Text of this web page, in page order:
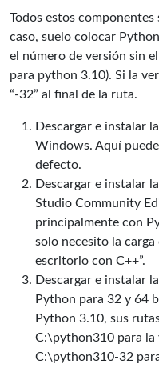
Todos estos
caso, suelo colocar
el número de versión sin
para python 3.10). Si la
“-32” al final de la ruta.
Descargar e instalar
Windows. Aquí
defecto.
Descargar e instalar
Studio Community
principalmente con
solo necesito la carga
escritorio con C++”.
Descargar e instalar
Python para 32 y 64
Python 3.10, sus
C:\python310 para la
C:\python310-32